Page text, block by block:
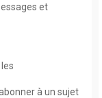
et
à un sujet